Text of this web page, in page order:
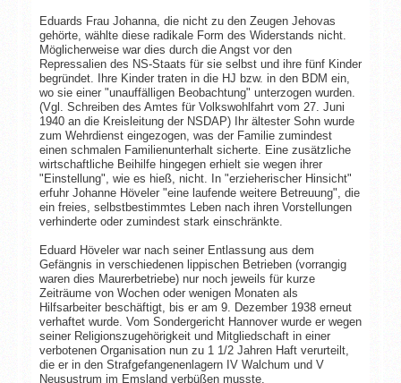
Eduards Frau Johanna, die nicht zu den Zeugen Jehovas
gehörte, wählte diese radikale Form des Widerstands nicht.
Möglicherweise war dies durch die Angst vor den
Repressalien des NS-Staats für sie selbst und ihre fünf Kinder
begründet. Ihre Kinder traten in die HJ bzw. in den BDM ein,
wo sie einer "unauffälligen Beobachtung" unterzogen wurden.
(Vgl. Schreiben des Amtes für Volkswohlfahrt vom 27. Juni
1940 an die Kreisleitung der NSDAP) Ihr ältester Sohn wurde
zum Wehrdienst eingezogen, was der Familie zumindest
einen schmalen Familienunterhalt sicherte. Eine zusätzliche
wirtschaftliche Beihilfe hingegen erhielt sie wegen ihrer
"Einstellung", wie es hieß, nicht. In "erzieherischer Hinsicht"
erfuhr Johanne Höveler "eine laufende weitere Betreuung", die
ein freies, selbstbestimmtes Leben nach ihren Vorstellungen
verhinderte oder zumindest stark einschränkte.
Eduard Höveler war nach seiner Entlassung aus dem
Gefängnis in verschiedenen lippischen Betrieben (vorrangig
waren dies Maurerbetriebe) nur noch jeweils für kurze
Zeiträume von Wochen oder wenigen Monaten als
Hilfsarbeiter beschäftigt, bis er am 9. Dezember 1938 erneut
verhaftet wurde. Vom Sondergericht Hannover wurde er wegen
seiner Religionszugehörigkeit und Mitgliedschaft in einer
verbotenen Organisation nun zu 1 1/2 Jahren Haft verurteilt,
die er in den Strafgefangenenlagern IV Walchum und V
Neusustrum im Emsland verbüßen musste.